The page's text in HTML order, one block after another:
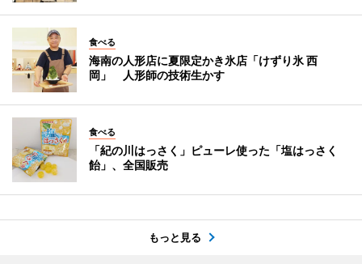
食べる
海南の人形店に夏限定かき氷店「けずり氷 西
岡」 人形師の技術生かす
食べる
「紀の川はっさく」ピューレ使った「塩はっさく
飴」、全国販売
もっと見る